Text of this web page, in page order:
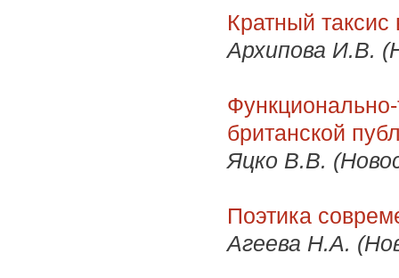
Кратный
Архипова И.В.
британской
Яцко В.В.
Поэтика
Агеева Н.А.